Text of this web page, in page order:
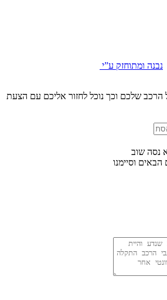
נבנה ומתוחזק ע”י
שלכם וכך נוכל לחזור אליכם עם הצעת
נסה שוב
וסיימנו